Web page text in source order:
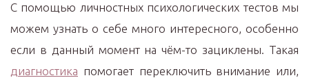
С помощью личностных психологических тестов мы
можем узнать о себе много интересного, особенно
если в данный момент на чём-то зациклены. Такая
диагностика помогает переключить внимание или,